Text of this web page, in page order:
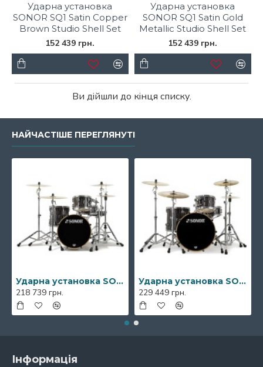
Ударна установка
SONOR SQ1 Satin Copper
Brown Studio Shell Set
152 439 грн.
Ударна установка
SONOR SQ1 Satin Gold
Metallic Studio Shell Set
152 439 грн.
Ви дійшли до кінця списку.
НАЙЧАСТІШЕ ПЕРЕГЛЯНУТІ
Ударна установка SONOR Prolite Ebony White Stripes Studio Shell Set NM
218 739 грн.
Ударна установка SONOR Prolite Ebony White Stripes Stage Shell Set WM
229 449 грн.
Інформація